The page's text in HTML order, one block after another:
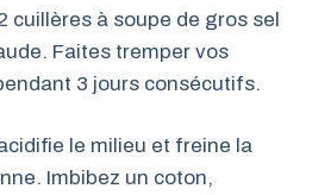
cuillères à soupe de gros sel
Faites tremper vos
3 jours consécutifs.
le milieu et freine la
Imbibez un coton,